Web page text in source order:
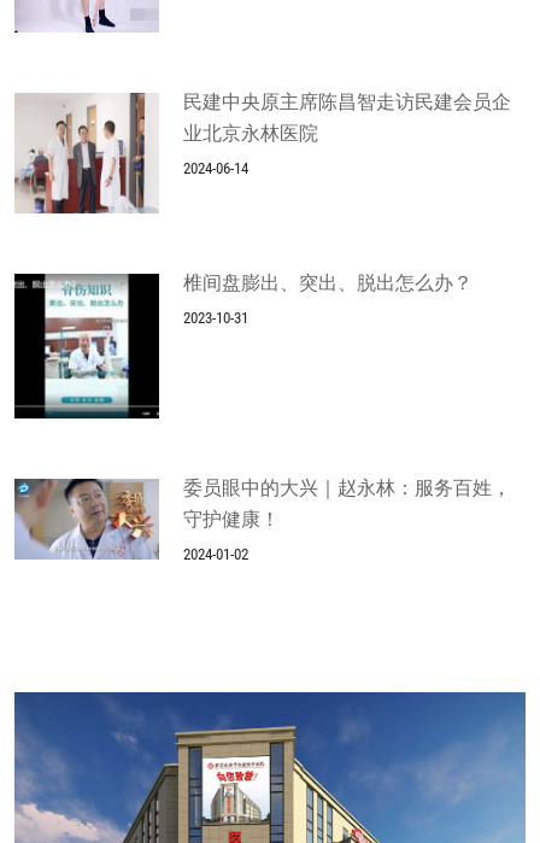
民建中央原主席陈昌智走访民建会员企
业北京永林医院
2024-06-14
椎间盘膨出、突出、脱出怎么办？
2023-10-31
委员眼中的大兴｜赵永林：服务百姓，
守护健康！
2024-01-02